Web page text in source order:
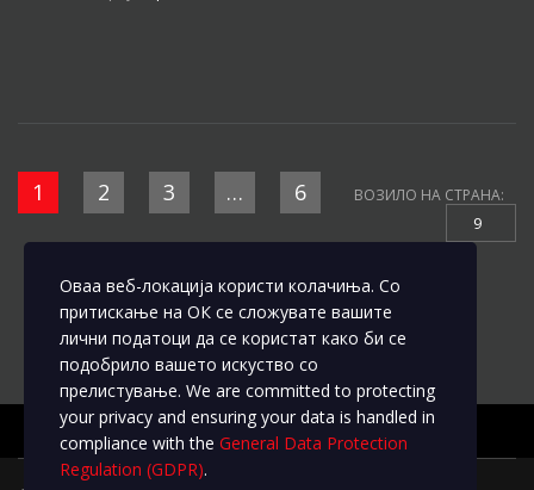
1 2 3 … 6 ВОЗИЛО НА СТРАНА:
9
Оваа веб-локација користи колачиња. Со
притискање на ОК се сложувате вашите
лични податоци да се користат како би се
подобрило вашето искуство со
прелистување. We are committed to protecting
your privacy and ensuring your data is handled in
compliance with the General Data Protection
Regulation (GDPR).